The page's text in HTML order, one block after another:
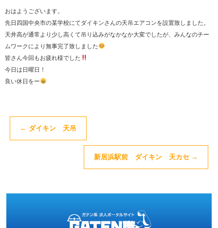
おはようございます。
先日四国中央市の某学校にてダイキンさんの天吊エアコンを設置致しました。
天井高が通常より少し高くて吊り込みがなかなか大変でしたが、みんなのチー
ムワークにより無事完了致しました
皆さん今回もお疲れ様でした
今日は日曜日！
良い休日をー
← ダイキン 天吊
新居浜駅前 ダイキン 天カセ →